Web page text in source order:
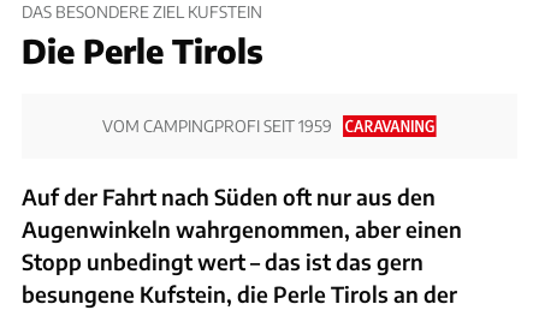
DAS BESONDERE ZIEL KUFSTEIN
Die Perle Tirols
VOM CAMPINGPROFI SEIT 1959
Auf der Fahrt nach Süden oft nur aus den
Augenwinkeln wahrgenommen, aber einen
Stopp unbedingt wert – das ist das gern
besungene Kufstein, die Perle Tirols an der